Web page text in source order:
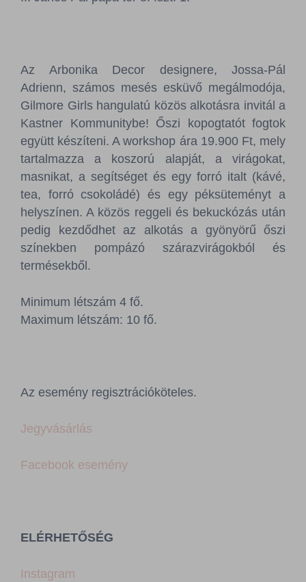
Az Arbonika Decor designere, Jossa-Pál
Adrienn, számos mesés esküvő megálmodója,
Gilmore Girls hangulatú közös alkotásra invitál a
Kastner Kommunitybe! Őszi kopogtatót fogtok
együtt készíteni. A workshop ára 19.900 Ft, mely
tartalmazza a koszorú alapját, a virágokat,
masnikat, a segítséget és egy forró italt (kávé,
tea, forró csokoládé) és egy péksüteményt a
helyszínen. A közös reggeli és bekuckózás után
pedig kezdődhet az alkotás a gyönyörű őszi
színekben pompázó szárazvirágokból és
termésekből.
Minimum létszám 4 fő.
Maximum létszám: 10 fő.
Az esemény regisztrációköteles.
Jegyvásárlás
Facebook esemény
ELÉRHETŐSÉG
Instagram